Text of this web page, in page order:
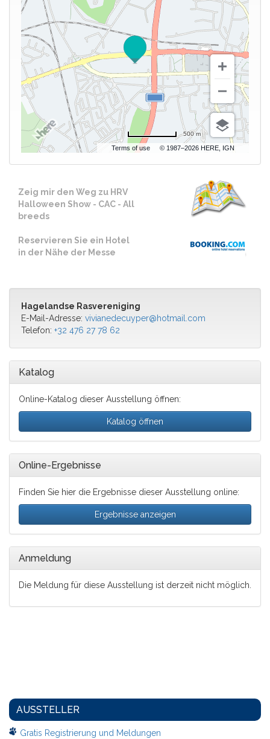
Terms of use © 1987–2026 HERE, IGN
500 m
Zeig mir den Weg zu HRV
Halloween Show - CAC - All
breeds
Reservieren Sie ein Hotel
in der Nähe der Messe
Hagelandse Rasvereniging
E-Mail-Adresse: vivianedecuyper@hotmail.com
Telefon: +32 476 27 78 62
Katalog
Online-Katalog dieser Ausstellung öffnen:
Katalog öffnen
Online-Ergebnisse
Finden Sie hier die Ergebnisse dieser Ausstellung online:
Ergebnisse anzeigen
Anmeldung
Die Meldung für diese Ausstellung ist derzeit nicht möglich.
AUSSTELLER
Gratis Registrierung und Meldungen